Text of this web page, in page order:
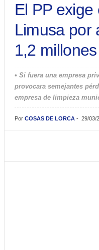
El PP
Limusa por
1,2
• Si fuera una empresa
provocara semejantes
empresa de limpieza
Por COSAS DE LORCA- 29/03/